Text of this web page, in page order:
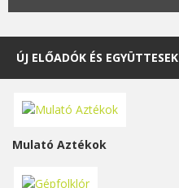
ÚJ ELŐADÓK ÉS EGYÜTTESEK
Mulató Aztékok